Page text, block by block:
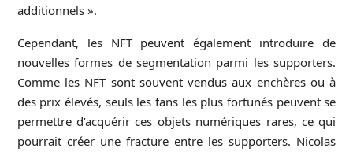
additionnels ».
Cependant, les NFT peuvent également introduire de
nouvelles formes de segmentation parmi les supporters.
Comme les NFT sont souvent vendus aux enchères ou à
des prix élevés, seuls les fans les plus fortunés peuvent se
permettre d’acquérir ces objets numériques rares, ce qui
pourrait créer une fracture entre les supporters. Nicolas